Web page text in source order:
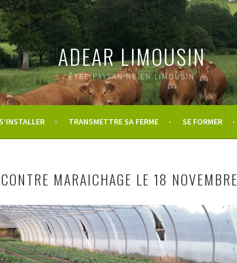
ADEAR LIMOUSIN
ÊTRE PAYSAN·NE EN LIMOUSIN
TRANSMETTRE SA FERME SE FORMER
MARAICHAGE LE 18 NOVEMBRE